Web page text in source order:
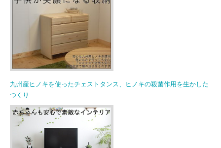
九州産ヒノキを使ったチェストタンス、ヒノキの殺菌作用を生かした
つくり